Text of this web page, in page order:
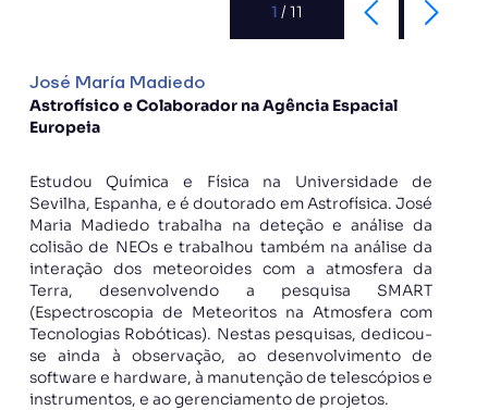
1 /11
José María Madiedo
Astrofísico e Colaborador na Agência Espacial
Europeia
Estudou Química e Física na Universidade de
Sevilha, Espanha, e é doutorado em Astrofísica. José
Maria Madiedo trabalha na deteção e análise da
colisão de NEOs e trabalhou também na análise da
interação dos meteoroides com a atmosfera da
Terra, desenvolvendo a pesquisa SMART
(Espectroscopia de Meteoritos na Atmosfera com
Tecnologias Robóticas). Nestas pesquisas, dedicou-
se ainda à observação, ao desenvolvimento de
software e hardware, à manutenção de telescópios e
instrumentos, e ao gerenciamento de projetos.